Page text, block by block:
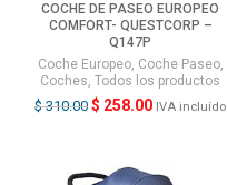
COCHE DE PASEO EUROPEO
COMFORT- QUESTCORP –
Q147P
Coche Europeo, Coche Paseo,
Coches, Todos los productos
$310.00 $ 258.00 IVA incluído